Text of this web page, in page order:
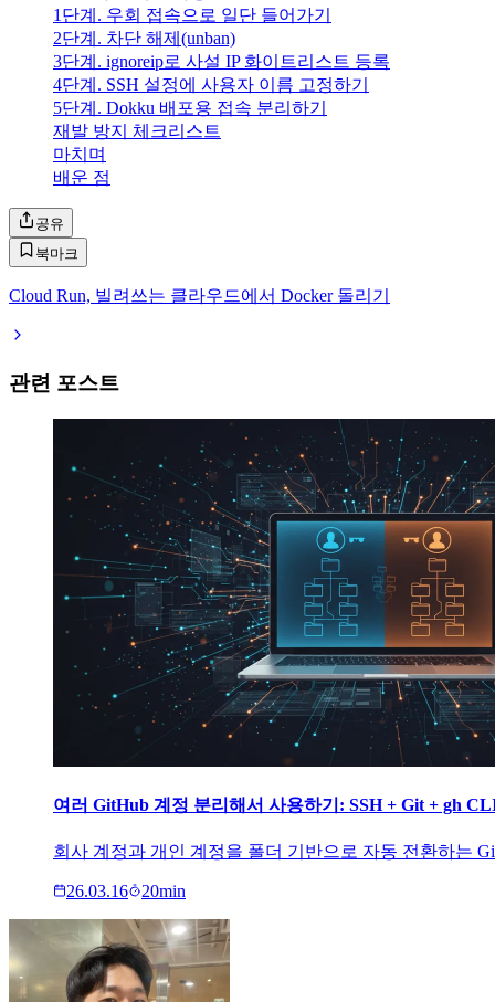
1단계. 우회 접속으로 일단 들어가기
2단계. 차단 해제(unban)
3단계. ignoreip로 사설 IP 화이트리스트 등록
4단계. SSH 설정에 사용자 이름 고정하기
5단계. Dokku 배포용 접속 분리하기
재발 방지 체크리스트
마치며
배운 점
공유
북마크
Cloud Run, 빌려쓰는 클라우드에서 Docker 돌리기
관련 포스트
여러 GitHub 계정 분리해서 사용하기: SSH + Git + gh
회사 계정과 개인 계정을 폴더 기반으로 자동 전환하는
26.03.16 20min